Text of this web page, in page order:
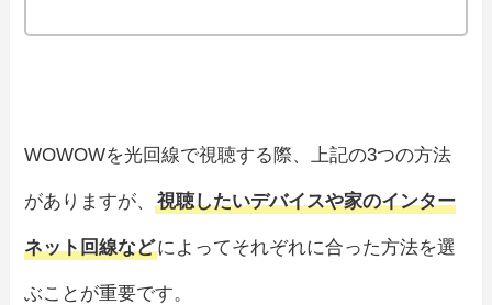
WOWOWを光回線で視聴する際、上記の3つの方法
がありますが、視聴したいデバイスや家のインター
ネット回線などによってそれぞれに合った方法を選
ぶことが重要です。